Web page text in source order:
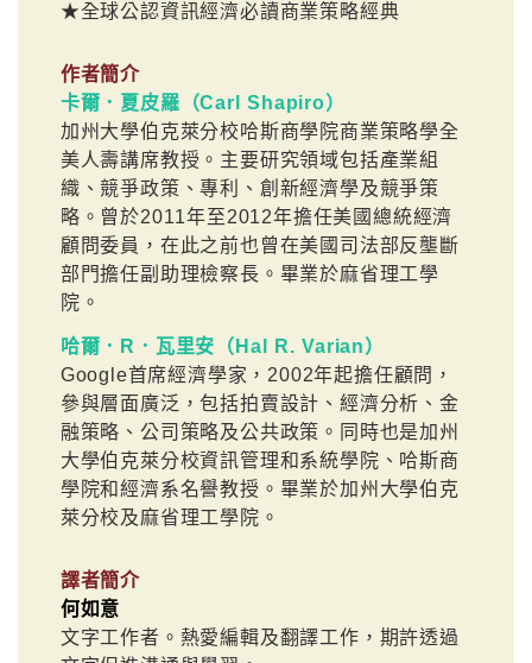
★全球公認資訊經濟必讀商業策略經典
作者簡介
卡爾．夏皮羅（Carl Shapiro）
加州大學伯克萊分校哈斯商學院商業策略學全
美人壽講席教授。主要研究領域包括產業組
織、競爭政策、專利、創新經濟學及競爭策
略。曾於2011年至2012年擔任美國總統經濟
顧問委員，在此之前也曾在美國司法部反壟斷
部門擔任副助理檢察長。畢業於麻省理工學
院。
哈爾．R．瓦里安（Hal R. Varian）
Google首席經濟學家，2002年起擔任顧問，
參與層面廣泛，包括拍賣設計、經濟分析、金
融策略、公司策略及公共政策。同時也是加州
大學伯克萊分校資訊管理和系統學院、哈斯商
學院和經濟系名譽教授。畢業於加州大學伯克
萊分校及麻省理工學院。
譯者簡介
何如意
文字工作者。熱愛編輯及翻譯工作，期許透過